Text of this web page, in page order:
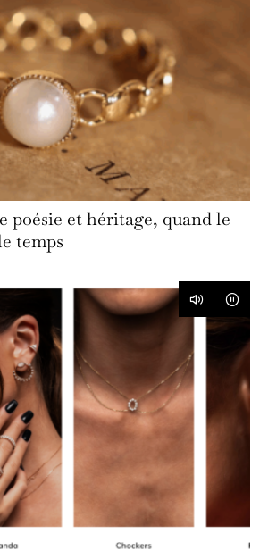
poésie et héritage, quand le
temps